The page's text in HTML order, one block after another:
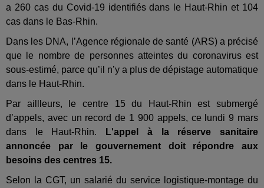
a 260 cas du Covid-19 identifiés dans le Haut-Rhin et 104
cas dans le Bas-Rhin.
Dans les DNA, l’Agence régionale de santé (ARS) a précisé
que le nombre de personnes atteintes du coronavirus est
sous-estimé, parce qu’il n’y a plus de dépistage automatique
dans le Haut-Rhin.
Par aillleurs, le centre 15 du Haut-Rhin est submergé
d’appels, avec un record de 1 900 appels, ce lundi 9 mars
dans le Haut-Rhin.
L'appel à la réserve sanitaire
annoncée par le gouvernement doit répondre aux
besoins des centres 15.
Selon la CGT, un salarié du service logistique-montage du